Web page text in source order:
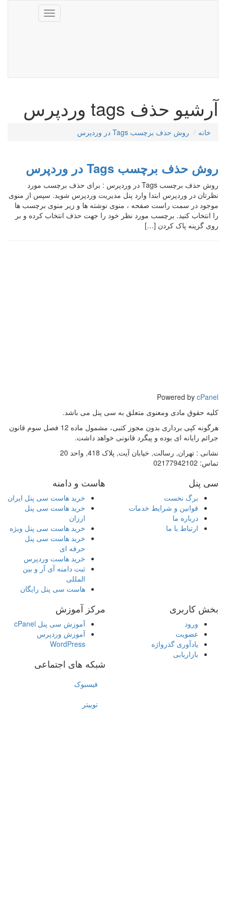
Toggle
navigation
آرشیو حذف tags وردپرس
خانه روش حذف برچسب Tags در وردپرس
روش حذف برچسب Tags در وردپرس
روش حذف برچسب Tags در وردپرس : برای حذف برچسب مورد
نظرتان در وردپرس ابتدا وارد پنل مدیریت وردپرس شوید. سپس از منوی
موجود در سمت راست صفحه ، منوی نوشته ها و زیر منوی برچسب ها
را انتخاب کنید. برچسب مورد نظر خود را جهت حذف انتخاب کرده و بر
روی گزینه پاک کردن […]
Powered by cPanel
کلیه حقوق مادی ومعنوی متعلق به سی پنل می باشد.
هرگونه کپی برداری بدون مجوز کتبی، مشمول ماده 12 فصل سوم قانون
جرائم رایانه ای بوده و پیگرد قانونی خواهد داشت.
نشانی : تهران, رسالت, خیابان آیت, پلاک 418, واحد 20
تماس:
سی پنل
برگ نخست
قوانین و شرایط خدمات
درباره ما
ارتباط با ما
هاست و دامنه
خرید هاست سی پنل ایران
خرید هاست سی پنل
ارزان
خرید هاست سی پنل ویژه
خرید هاست سی پنل
حرفه ای
خرید هاست وردپرس
ثبت دامنه آی آر و بین
المللی
هاست سی پنل رایگان
بخش کاربری
ورود
عضویت
یادآوری گذرواژه
بازاریابی
مرکز آموزش
آموزش سی پنل cPanel
آموزش وردپرس
WordPress
شبکه های اجتماعی
فیسبوک
توییتر